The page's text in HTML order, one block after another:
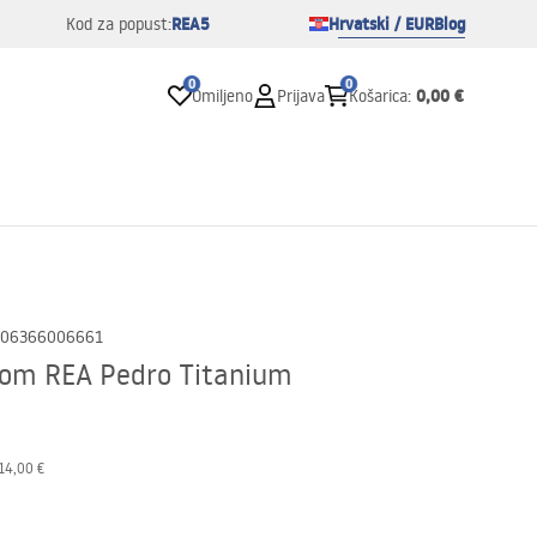
Kod za popust:REA5 Hrvatski / EURBlog
0
Omiljeno Prijava
0
Košarica: 0,00 €
REA Pedro Titanium
€